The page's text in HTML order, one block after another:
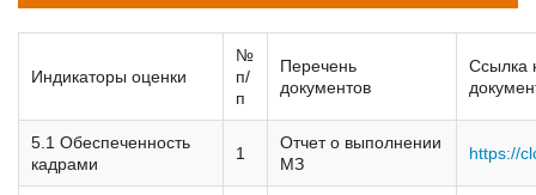
Родителям
Противодействие коррупции
Индикаторы оценки
№
п/
п
Перечень
документов
Ссылка
5.1 Обеспеченность
кадрами
1
Отчет о выполнении
МЗ
https://